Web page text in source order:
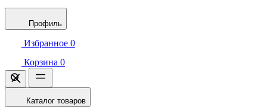
Профиль
Избранное 0
Корзина 0
Каталог товаров